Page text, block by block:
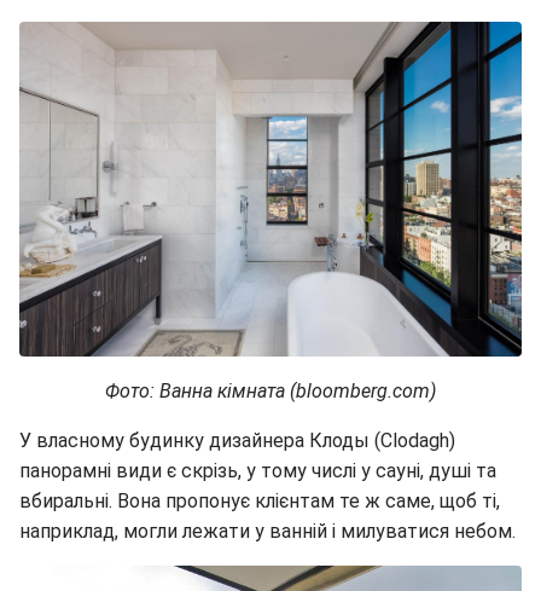
Фото: Ванна кімната (bloomberg.com)
У власному будинку дизайнера Клоды (Clodagh)
панорамні види є скрізь, у тому числі у сауні, душі та
вбиральні. Вона пропонує клієнтам те ж саме, щоб ті,
наприклад, могли лежати у ванній і милуватися небом.